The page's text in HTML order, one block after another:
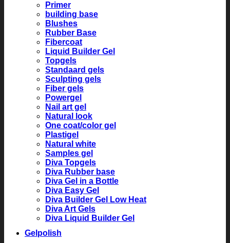
Primer
building base
Blushes
Rubber Base
Fibercoat
Liquid Builder Gel
Topgels
Standaard gels
Sculpting gels
Fiber gels
Powergel
Nail art gel
Natural look
One coat/color gel
Plastigel
Natural white
Samples gel
Diva Topgels
Diva Rubber base
Diva Gel in a Bottle
Diva Easy Gel
Diva Builder Gel Low Heat
Diva Art Gels
Diva Liquid Builder Gel
Gelpolish